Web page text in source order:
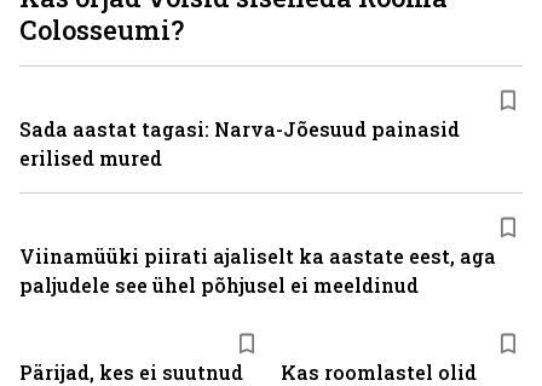
Pärijad, kes ei suutnud
Kas roomlastel olid
Colosseumi?
Sada aastat tagasi: Narva-Jõesuud painasid
erilised mured
Viinamüüki piirati ajaliselt ka aastate eest, aga
paljudele see ühel põhjusel ei meeldinud